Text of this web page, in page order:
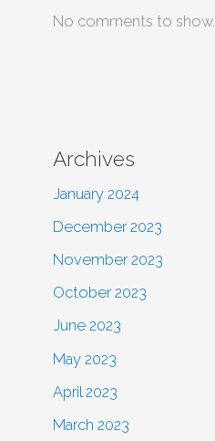
No comments to show.
Archives
January 2024
December 2023
November 2023
October 2023
June 2023
May 2023
April 2023
March 2023